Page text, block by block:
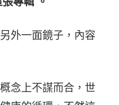
外一面鏡子，內容
念上不謀而合，世